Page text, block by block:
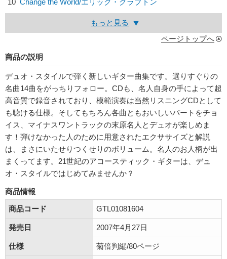
10 Change the World/エリック・クラプトン
もっと見る
ページトップへ
商品の説明
デュオ・スタイルで弾く新しいギター曲集です。選りすぐりの
名曲14曲をがっちりフォロー。CDも、名人自身の手によって超
高音質で録音されており、模範演奏は当然リスニングCDとして
も聴ける仕様。そしてもちろん各曲ともおいしいパートをチョ
イス、マイナスワントラックの末原名人とデュオが楽しめま
す！弾けなかった人のために用意されたエクササイズと解説
は、まさにいたせりつくせりのボリューム。名人のお人柄が出
まくってます。21世紀のアコースティック・ギターは、デュ
オ・スタイルではじめてみませんか？
商品情報
商品コード
GTL01081604
発売日 2007年4月27日
仕様 菊倍判縦/80ページ